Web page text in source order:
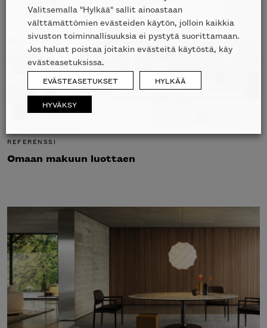
REFERENSSI
Omaan makuun luottaen
Valitsemalla "Hylkää" sallit ainoastaan
välttämättömien evästeiden käytön, jolloin kaikkia
sivuston toiminnallisuuksia ei pystytä suorittamaan.
Jos haluat poistaa joitakin evästeitä käytöstä, käy
evästeasetuksissa.
EVÄSTEASETUKSET HYLKÄÄ
HYVÄKSY